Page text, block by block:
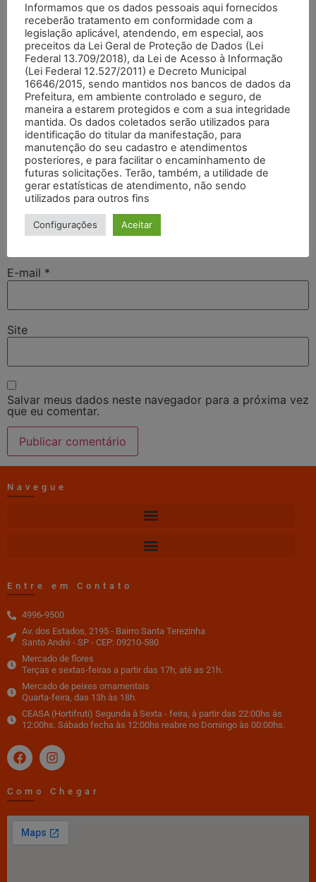
obrigatórios são marcados com*
Comentário *
Nome*
E-mail *
Site
Salvar meus dados neste navegador para a próxima vez
que eu comentar.
Navegue
Entre em Contato
4996-9500
Av. dos Estados, 2195 - Bairro Santa Terezinha
Santo André - SP - CEP: 09210-580
Mercado de flores
Terças e sextas-feiras a partir das 17h, até as 21h.
Mercado de peixes ornamentais
Quarta-feira, das 13h às 18h.
CEASA (Hortifruti) Segunda à Sexta - feira, à partir das 22:00hs às
12:00hs. Sábado fecha às 12:00hs reabre no Domingo às 00:00hs.
Como Chegar
Informamos que os dados pessoais aqui fornecidos
receberão tratamento em conformidade com a
legislação aplicável, atendendo, em especial, aos
preceitos da Lei Geral de Proteção de Dados (Lei
Federal 13.709/2018), da Lei de Acesso à Informação
(Lei Federal 12.527/2011) e Decreto Municipal
16646/2015, sendo mantidos nos bancos de dados da
Prefeitura, em ambiente controlado e seguro, de
maneira a estarem protegidos e com a sua integridade
mantida. Os dados coletados serão utilizados para
identificação do titular da manifestação, para
manutenção do seu cadastro e atendimentos
posteriores, e para facilitar o encaminhamento de
futuras solicitações. Terão, também, a utilidade de
gerar estatísticas de atendimento, não sendo
utilizados para outros fins
Configurações Aceitar